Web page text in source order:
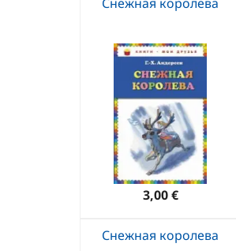
3,00 €
Снежная королева